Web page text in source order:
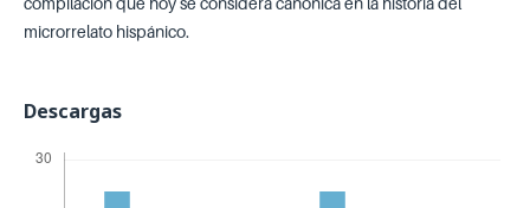
microrrelato hispánico.
Descargas